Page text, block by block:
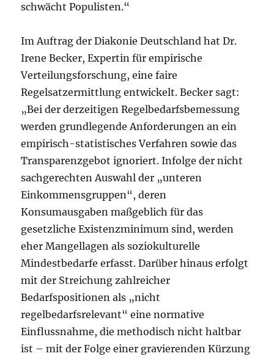
schwächt Populisten.“
Im Auftrag der Diakonie Deutschland hat Dr.
Irene Becker, Expertin für empirische
Verteilungsforschung, eine faire
Regelsatzermittlung entwickelt. Becker sagt:
„Bei der derzeitigen Regelbedarfsbemessung
werden grundlegende Anforderungen an ein
empirisch-statistisches Verfahren sowie das
Transparenzgebot ignoriert. Infolge der nicht
sachgerechten Auswahl der „unteren
Einkommensgruppen“, deren
Konsumausgaben maßgeblich für das
gesetzliche Existenzminimum sind, werden
eher Mangellagen als soziokulturelle
Mindestbedarfe erfasst. Darüber hinaus erfolgt
mit der Streichung zahlreicher
Bedarfspositionen als „nicht
regelbedarfsrelevant“ eine normative
Einflussnahme, die methodisch nicht haltbar
ist – mit der Folge einer gravierenden Kürzung